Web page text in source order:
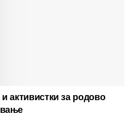
активистки за родово